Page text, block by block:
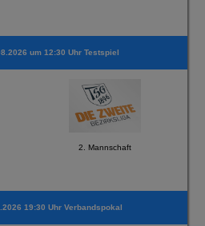
um 12:30 Uhr Testspiel
2. Mannschaft
19:30 Uhr Verbandspokal